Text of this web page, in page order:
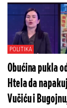
Zagorka
POLITIKA
Obućina pukla
Htela da
Vučiću i